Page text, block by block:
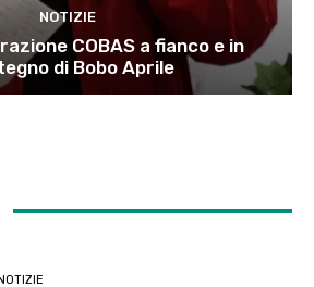
NOTIZIE
COBAS a fianco e in
di Bobo Aprile